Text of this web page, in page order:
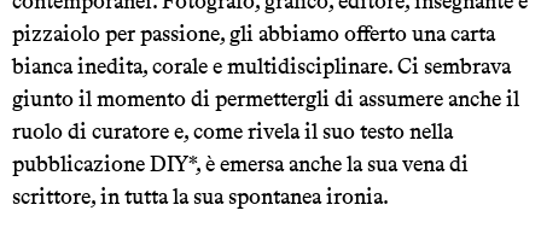
pizzaiolo per passione, gli abbiamo offerto una carta
bianca inedita, corale e multidisciplinare. Ci sembrava
giunto il momento di permettergli di assumere anche il
ruolo di curatore e, come rivela il suo testo nella
pubblicazione DIY*, è emersa anche la sua vena di
scrittore, in tutta la sua spontanea ironia.